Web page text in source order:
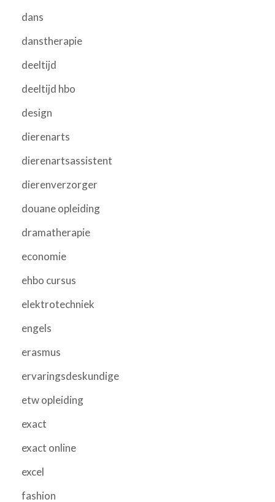
dans
danstherapie
deeltijd
deeltijd hbo
design
dierenarts
dierenartsassistent
dierenverzorger
douane opleiding
dramatherapie
economie
ehbo cursus
elektrotechniek
engels
erasmus
ervaringsdeskundige
etw opleiding
exact
exact online
excel
fashion